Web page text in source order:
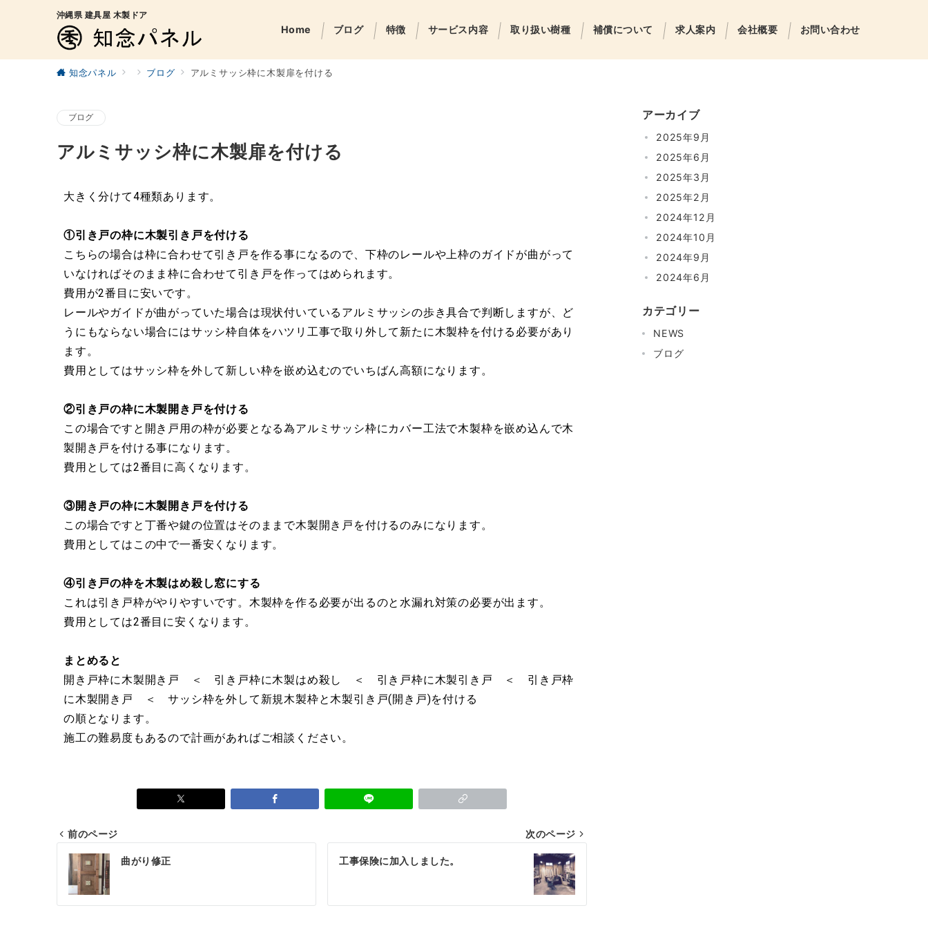
沖縄県 建具屋 木製ドア
Home ブログ 特徴 サービス内容 取り扱い樹種 補償について 求人案内 会社概要 お問い合わせ
知念パネル ブログ アルミサッシ枠に木製扉を付ける
ブログ
アルミサッシ枠に木製扉を付ける
大きく分けて4種類あります。
①引き戸の枠に木製引き戸を付ける
こちらの場合は枠に合わせて引き戸を作る事になるので、下枠のレールや上枠のガイドが曲がって
いなければそのまま枠に合わせて引き戸を作ってはめられます。
費用が2番目に安いです。
レールやガイドが曲がっていた場合は現状付いているアルミサッシの歩き具合で判断しますが、ど
うにもならない場合にはサッシ枠自体をハツリ工事で取り外して新たに木製枠を付ける必要があり
ます。
費用としてはサッシ枠を外して新しい枠を嵌め込むのでいちばん高額になります。
②引き戸の枠に木製開き戸を付ける
この場合ですと開き戸用の枠が必要となる為アルミサッシ枠にカバー工法で木製枠を嵌め込んで木
製開き戸を付ける事になります。
費用としては2番目に高くなります。
③開き戸の枠に木製開き戸を付ける
この場合ですと丁番や鍵の位置はそのままで木製開き戸を付けるのみになります。
費用としてはこの中で一番安くなります。
④引き戸の枠を木製はめ殺し窓にする
これは引き戸枠がやりやすいです。木製枠を作る必要が出るのと水漏れ対策の必要が出ます。
費用としては2番目に安くなります。
まとめると
開き戸枠に木製開き戸 ＜ 引き戸枠に木製はめ殺し ＜ 引き戸枠に木製引き戸 ＜ 引き戸枠
に木製開き戸 ＜ サッシ枠を外して新規木製枠と木製引き戸(開き戸)を付ける
の順となります。
施工の難易度もあるので計画があればご相談ください。
前のページ
曲がり修正
次のページ
工事保険に加入しました。
アーカイブ
2025年9月
2025年6月
2025年3月
2025年2月
2024年12月
2024年10月
2024年9月
2024年6月
カテゴリー
NEWS
ブログ